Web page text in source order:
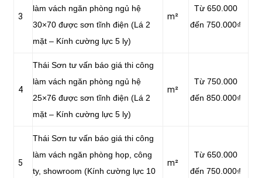
3
làm vách ngăn phòng ngủ hệ
30×70 được sơn tĩnh điện (Lá 2
mặt – Kính cường lực 5 ly)
m²
Từ 650.000
đến 750.000₫
4
Thái Sơn tư vấn báo giá thi công
làm vách ngăn phòng ngủ hệ
25×76 được sơn tĩnh điện (Lá 2
mặt – Kính cường lực 5 ly)
m²
Từ 750.000
đến 850.000₫
5
Thái Sơn tư vấn báo giá thi công
làm vách ngăn phòng họp, công
ty, showroom (Kính cường lực 10
m²
Từ 650.000
đến 750.000₫